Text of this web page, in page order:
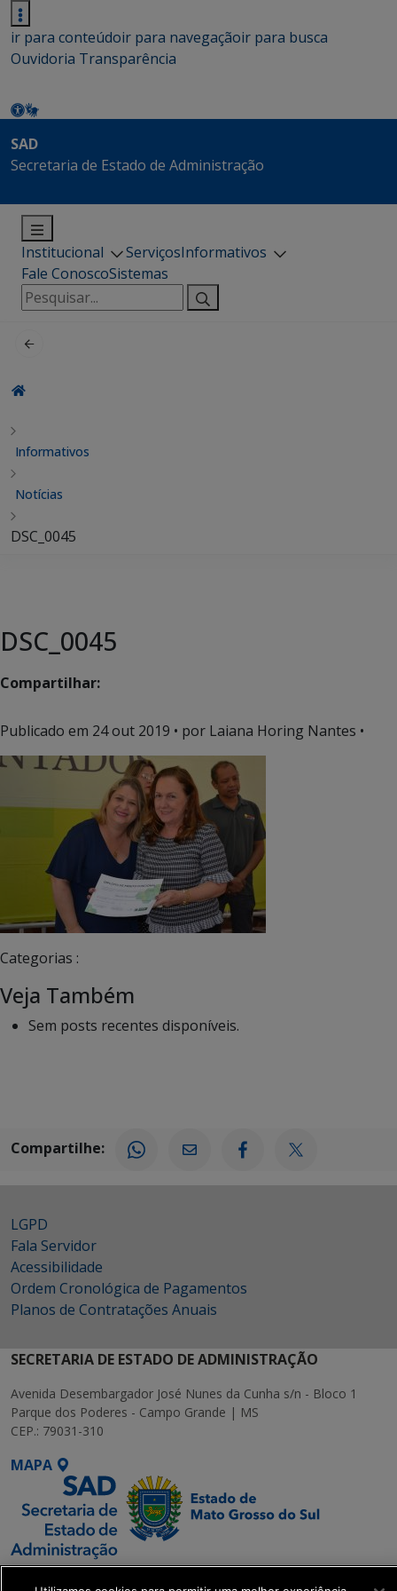
ir para conteúdoir para navegaçãoir para busca
Ouvidoria Transparência
SAD
Secretaria de Estado de Administração
Institucional ServiçosInformativos
Fale ConoscoSistemas
Pesquisar
por:
Informativos
Notícias
DSC_0045
DSC_0045
Compartilhar:
Publicado em 24 out 2019 • por Laiana Horing Nantes •
Categorias :
Veja Também
Sem posts recentes disponíveis.
Compartilhe:
LGPD
Fala Servidor
Acessibilidade
Ordem Cronológica de Pagamentos
Planos de Contratações Anuais
SECRETARIA DE ESTADO DE ADMINISTRAÇÃO
Avenida Desembargador José Nunes da Cunha s/n - Bloco 1
Parque dos Poderes - Campo Grande | MS
CEP.: 79031-310
MAPA